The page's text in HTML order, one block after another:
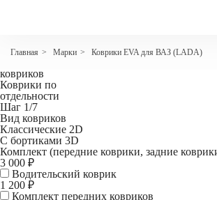
Главная > Марки > Коврики EVA для ВАЗ (LADA)
Коврики EVA для Lada Granta I
ковриков
Коврики по
отдельности
Шаг 1/7
Вид ковриков
Классические 2D
С бортиками 3D
Комплект (передние коврики, задние
3 000 ₽
Водительский коврик
1 200 ₽
Комплект передних ковриков